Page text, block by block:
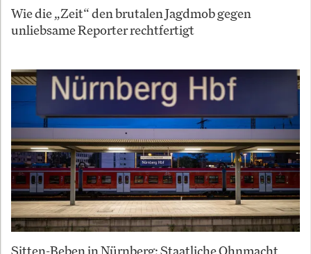
Wie die „Zeit“ den brutalen Jagdmob gegen
unliebsame Reporter rechtfertigt